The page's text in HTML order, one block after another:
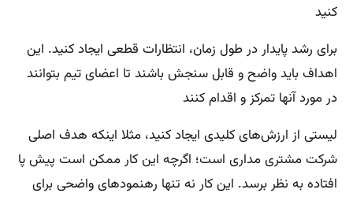
کنید
برای رشد پایدار در طول زمان، انتظارات قطعی ایجاد کنید. این
اهداف باید واضح و قابل سنجش باشند تا اعضای تیم بتوانند
در مورد آنها تمرکز و اقدام کنند
لیستی از ارزش‌های کلیدی ایجاد کنید، مثلا اینکه هدف اصلی
شرکت مشتری مداری است؛ اگرچه این کار ممکن است پیش پا
افتاده به نظر برسد. این کار نه تنها رهنمودهای واضحی برای